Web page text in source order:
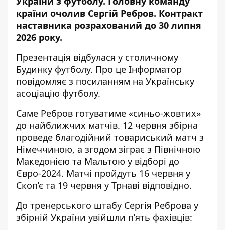
країни очолив Сергій Ребров. Контракт
наставника розрахований до 30 липня
2026 року.
Презентація відбулася у столичному
Будинку футболу. Про це Інформатор
повідомляє з посиланням на Українську
асоціацію футболу.
Саме Ребров готуватиме «синьо-жовтих»
до найближчих матчів. 12 червня збірна
проведе благодійний товариський матч з
Німеччиною, а згодом зіграє з Північною
Македонією та Мальтою у відборі до
Євро-2024. Матчі пройдуть 16 червня у
Скоп’є та 19 червня у Трнаві відповідно.
До тренерського штабу Сергія Реброва у
збірній України увійшли п’ять фахівців: